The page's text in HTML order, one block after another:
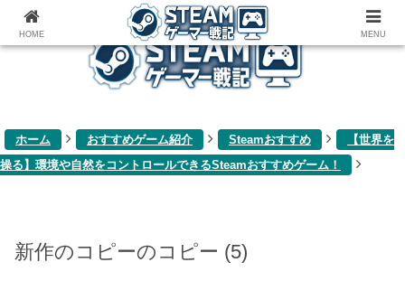
ゲーム関連雑記ブログ
ホーム おすすめゲーム紹介 Steamおすすめ
【世界を
操る】環境や自然をコントロールできるSteamおすすめゲーム！
新作のコピーのコピー (5)
HOME MENU